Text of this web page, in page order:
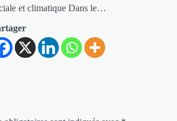
et climatique Dans le…